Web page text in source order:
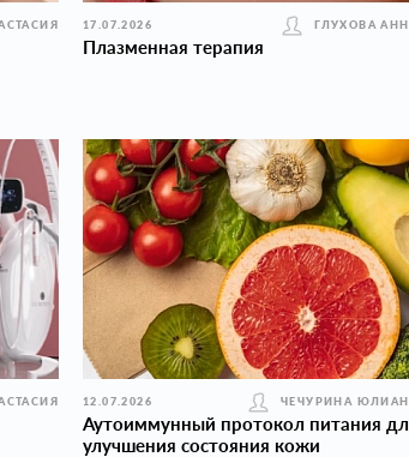
17.07.2026 ГЛУХОВА
Плазменная терапия
12.07.2026 ЧЕЧУРИНА
Аутоиммунный протокол питания
улучшения состояния кожи